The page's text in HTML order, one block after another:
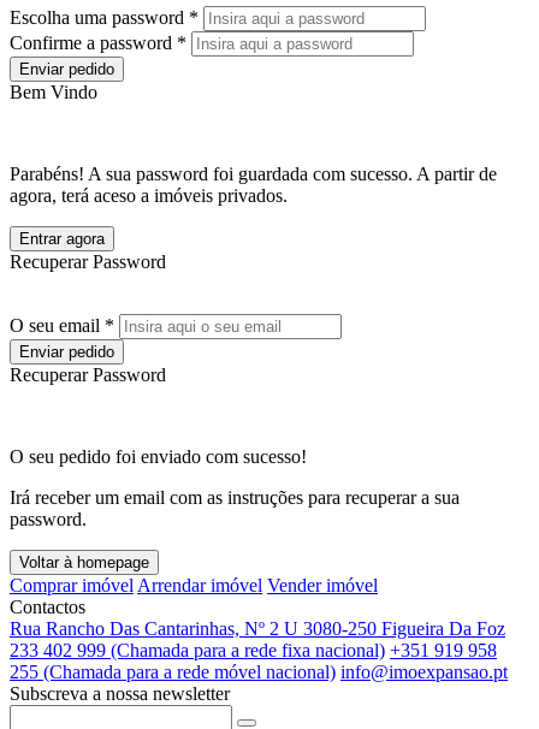
Escolha uma password *
Confirme a password *
Enviar pedido
Bem Vindo
Parabéns! A sua password foi guardada com sucesso. A partir de
agora, terá aceso a imóveis privados.
Entrar agora
Recuperar Password
O seu email *
Enviar pedido
Recuperar Password
O seu pedido foi enviado com sucesso!
Irá receber um email com as instruções para recuperar a sua
password.
Voltar à homepage
Comprar imóvel Arrendar imóvel Vender imóvel
Contactos
Rua Rancho Das Cantarinhas, Nº 2 U 3080-250 Figueira Da Foz
233 402 999 (Chamada para a rede fixa nacional) +351 919 958
255 (Chamada para a rede móvel nacional) info@imoexpansao.pt
Subscreva a nossa newsletter